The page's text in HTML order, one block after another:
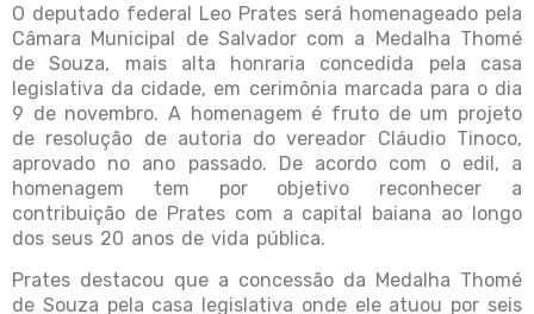
O deputado federal Leo Prates será homenageado pela
Câmara Municipal de Salvador com a Medalha Thomé
de Souza, mais alta honraria concedida pela casa
legislativa da cidade, em cerimônia marcada para o dia
9 de novembro. A homenagem é fruto de um projeto
de resolução de autoria do vereador Cláudio Tinoco,
aprovado no ano passado. De acordo com o edil, a
homenagem tem por objetivo reconhecer a
contribuição de Prates com a capital baiana ao longo
dos seus 20 anos de vida pública.
Prates destacou que a concessão da Medalha Thomé
de Souza pela casa legislativa onde ele atuou por seis